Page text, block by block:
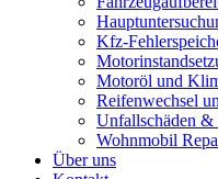
Kfz-
Motoröl und
Reifenwechsel
Unfallschäden
Wohnmobil
Über uns